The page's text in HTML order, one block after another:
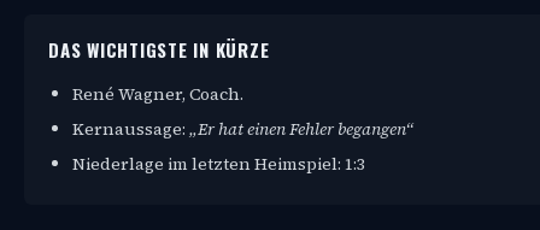
DAS WICHTIGSTE IN KÜRZE
René Wagner, Coach.
Kernaussage: „Er hat einen Fehler begangen“
Niederlage im letzten Heimspiel: 1:3